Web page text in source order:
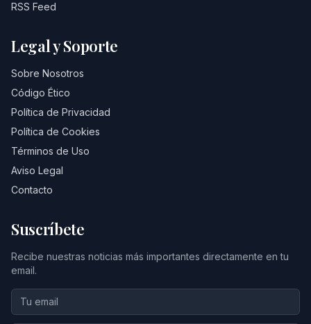
RSS Feed
Legal y Soporte
Sobre Nosotros
Código Ético
Política de Privacidad
Política de Cookies
Términos de Uso
Aviso Legal
Contacto
Suscríbete
Recibe nuestras noticias más importantes directamente en tu
email.